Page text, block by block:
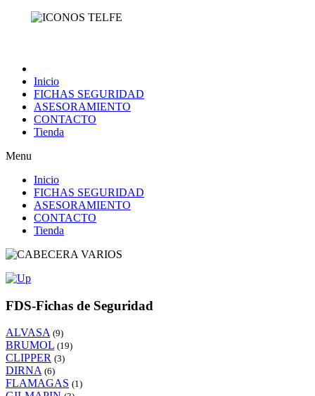
Inicio
FICHAS SEGURIDAD
ASESORAMIENTO
CONTACTO
Tienda
Menu
Inicio
FICHAS SEGURIDAD
ASESORAMIENTO
CONTACTO
Tienda
FDS-Fichas de Seguridad
ALVASA (9)
BRUMOL (19)
CLIPPER (3)
DIRNA (6)
FLAMAGAS (1)